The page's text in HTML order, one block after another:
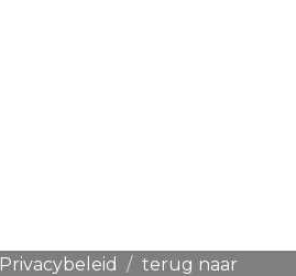
Privacybeleid
terug naar